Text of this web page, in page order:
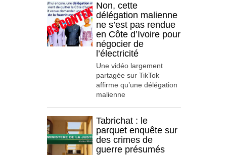
Non, cette
délégation malienne
ne s’est pas rendue
en Côte d’Ivoire pour
négocier de
l’électricité
Une vidéo largement
partagée sur TikTok
affirme qu’une délégation
malienne
Tabrichat : le
parquet enquête sur
des crimes de
guerre présumés